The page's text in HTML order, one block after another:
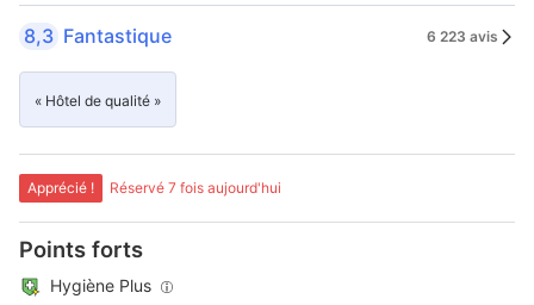
8,3 Fantastique 6 223 avis
« Hôtel de qualité »
Apprécié ! Réservé 7 fois aujourd'hui
Points forts
Hygiène Plus